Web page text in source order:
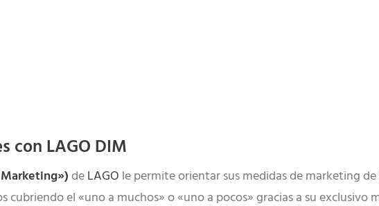
con LAGO DIM
deLAGO le permite orientar sus medidas de marketing
cubriendo el «uno a muchos» o «uno a pocos» gracias a su exclusivo